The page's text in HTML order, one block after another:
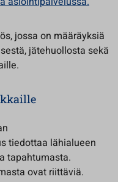
jossa on määräyksiä
jätehuollosta sekä
tiedottaa lähialueen
tapahtumasta.
ovat riittäviä.